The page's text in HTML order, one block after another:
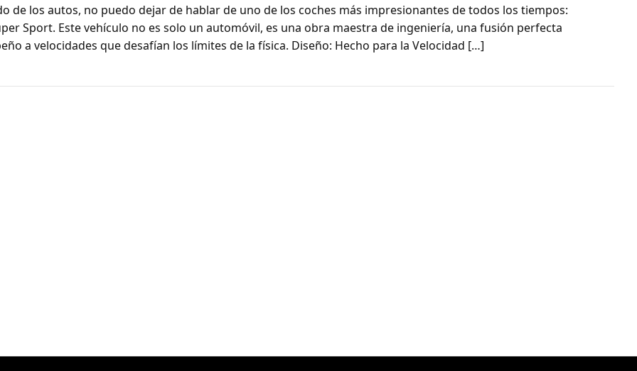
de los autos, no puedo dejar de hablar de uno de los coches más impresionantes de todos los tiempos:
Sport. Este vehículo no es solo un automóvil, es una obra maestra de ingeniería, una fusión perfecta
a velocidades que desafían los límites de la física. Diseño: Hecho para la Velocidad […]